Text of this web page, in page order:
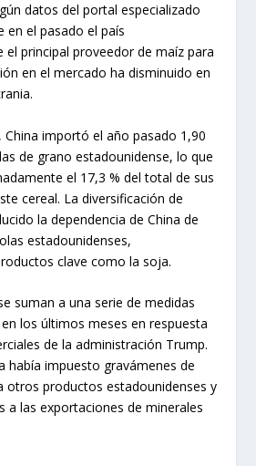
datos del portal especializado
en el pasado el país
principal proveedor de maíz para
en el mercado ha disminuido en
China importó el año pasado 1,90
de grano estadounidense, lo que
el 17,3 % del total de sus
cereal. La diversificación de
la dependencia de China de
estadounidenses,
clave como la soja.
suman a una serie de medidas
los últimos meses en respuesta
de la administración Trump.
había impuesto gravámenes de
otros productos estadounidenses y
a las exportaciones de minerales